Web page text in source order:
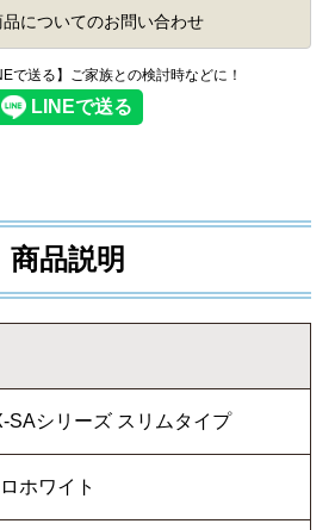
品についてのお問い合わせ
で送る】ご家族との検討時などに！
商品説明
SAシリーズ スリムタイプ
ホワイト